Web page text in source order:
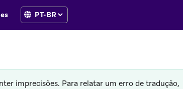
imprecisões. Para relatar um erro de tradução,